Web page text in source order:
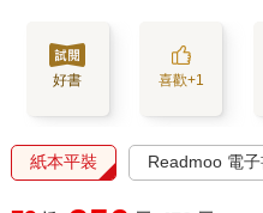
好書 喜歡+1
紙本平裝 Readmoo 電